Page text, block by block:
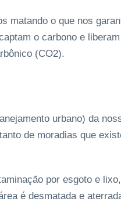
matando o que nos
o carbono e
(CO2).
urbano) da
de moradias que
por esgoto e
é desmatada e